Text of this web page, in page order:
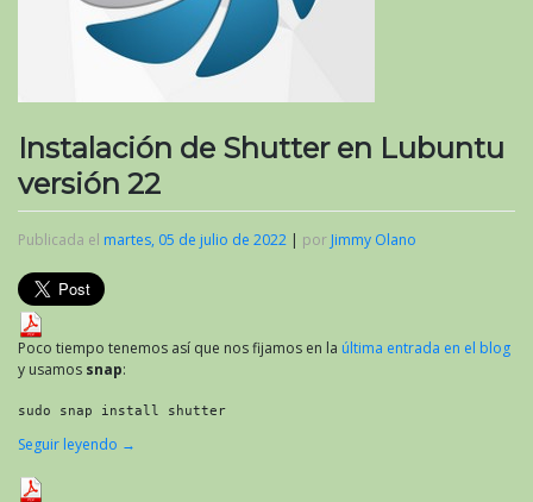
Instalación de Shutter en Lubuntu
versión 22
Publicada el martes, 05 de julio de 2022 | por Jimmy Olano
Poco tiempo tenemos así que nos fijamos en la última entrada en el blog
y usamos snap:
sudo snap install shutter
Seguir leyendo →